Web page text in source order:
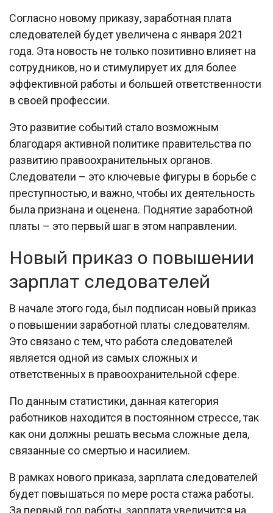
Согласно новому приказу, заработная плата
следователей будет увеличена с января 2021
года. Эта новость не только позитивно влияет на
сотрудников, но и стимулирует их для более
эффективной работы и большей ответственности
в своей профессии.
Это развитие событий стало возможным
благодаря активной политике правительства по
развитию правоохранительных органов.
Следователи – это ключевые фигуры в борьбе с
преступностью, и важно, чтобы их деятельность
была признана и оценена. Поднятие заработной
платы – это первый шаг в этом направлении.
Новый приказ о повышении
зарплат следователей
В начале этого года, был подписан новый приказ
о повышении заработной платы следователям.
Это связано с тем, что работа следователей
является одной из самых сложных и
ответственных в правоохранительной сфере.
По данным статистики, данная категория
работников находится в постоянном стрессе, так
как они должны решать весьма сложные дела,
связанные со смертью и насилием.
В рамках нового приказа, зарплата следователей
будет повышаться по мере роста стажа работы.
За первый год работы, зарплата увеличится на